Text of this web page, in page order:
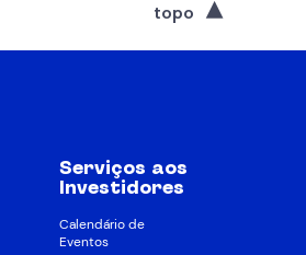
topo
Serviços aos
Investidores
Calendário de
Eventos